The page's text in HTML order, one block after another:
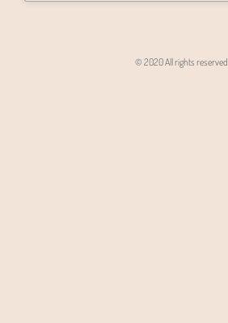
© 2020 All rights reserved